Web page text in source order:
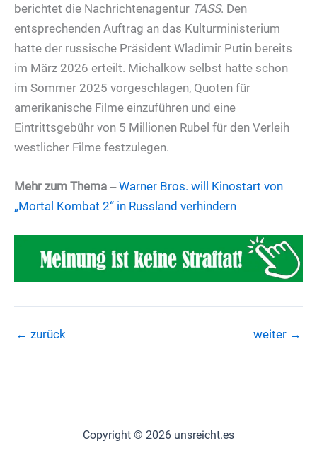
berichtet die Nachrichtenagentur TASS. Den
entsprechenden Auftrag an das Kulturministerium
hatte der russische Präsident Wladimir Putin bereits
im März 2026 erteilt. Michalkow selbst hatte schon
im Sommer 2025 vorgeschlagen, Quoten für
amerikanische Filme einzuführen und eine
Eintrittsgebühr von 5 Millionen Rubel für den Verleih
westlicher Filme festzulegen.
Mehr zum Thema ‒ Warner Bros. will Kinostart von
„Mortal Kombat 2“ in Russland verhindern
← zurück weiter →
Copyright © 2026 unsreicht.es